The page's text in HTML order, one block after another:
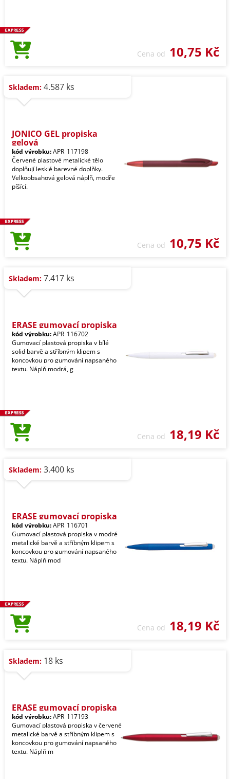
Cena od 10,75 Kč
Skladem: 4.587 ks
JONICO GEL propiska
gelová
kód výrobku:APR_117198
Červené plastové metalické tělo
doplňují lesklé barevné doplňky.
Velkoobsahová gelová náplň, modře
píšící.
Cena od 10,75 Kč
Skladem: 7.417 ks
ERASE gumovací propiska
kód výrobku:APR_116702
Gumovací plastová propiska v bílé
solid barvě a stříbným klipem s
koncovkou pro gumování napsaného
textu. Náplň modrá, g
Cena od 18,19 Kč
Skladem: 3.400 ks
ERASE gumovací propiska
kód výrobku:APR_116701
Gumovací plastová propiska v modré
metalické barvě a stříbným klipem s
koncovkou pro gumování napsaného
textu. Náplň mod
Cena od 18,19 Kč
Skladem: 18 ks
ERASE gumovací propiska
kód výrobku:APR_117193
Gumovací plastová propiska v červené
metalické barvě a stříbným klipem s
koncovkou pro gumování napsaného
textu. Náplň m